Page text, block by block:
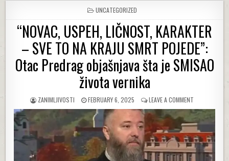
POSTED
IN
UNCATEGORIZED
“NOVAC, USPEH, LIČNOST, KARAKTER
– SVE TO NA KRAJU SMRT POJEDE”:
Otac Predrag objašnjava šta je SMISAO
života vernika
AUTHOR:
ZANIMLJIVOSTI
PUBLISHED
DATE:
FEBRUARY 6, 2025 LEAVE A COMMENT
“NOVAC,
USPEH,
LIČNOST,
KARAKTER
–
SVE